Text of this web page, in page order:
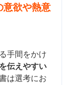
意欲や熱意
手間をかけ
伝えやすい
は選考にお